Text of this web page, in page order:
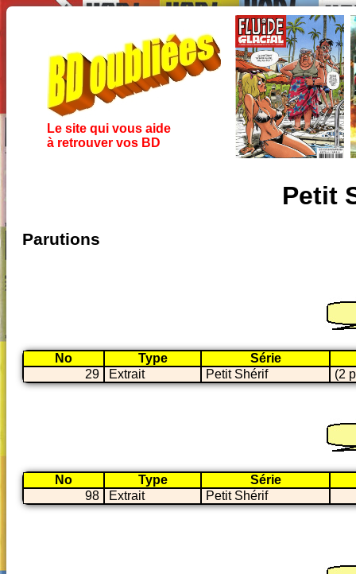
Le site qui vous aide
à retrouver vos BD
Petit
Parutions
No Type
Série
29
Extrait Petit Shérif (2
No Type
Série
98
Extrait Petit Shérif